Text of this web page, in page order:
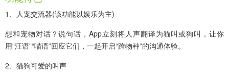
1、人宠交流器(该功能以娱乐为主)
想和宠物对话？说句话，App立刻将人声翻译为猫叫或狗叫，让你
用“汪语”“喵语”回应它们，一起开启“跨物种”的沟通体验。
2、猫狗可爱的叫声